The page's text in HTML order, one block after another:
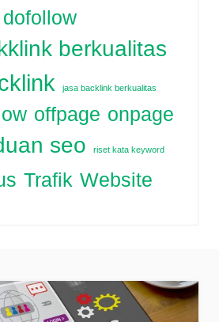
dofollow
berkualitas
jasa backlink berkualitas
offpage onpage
seo riset kata keyword
Trafik Website